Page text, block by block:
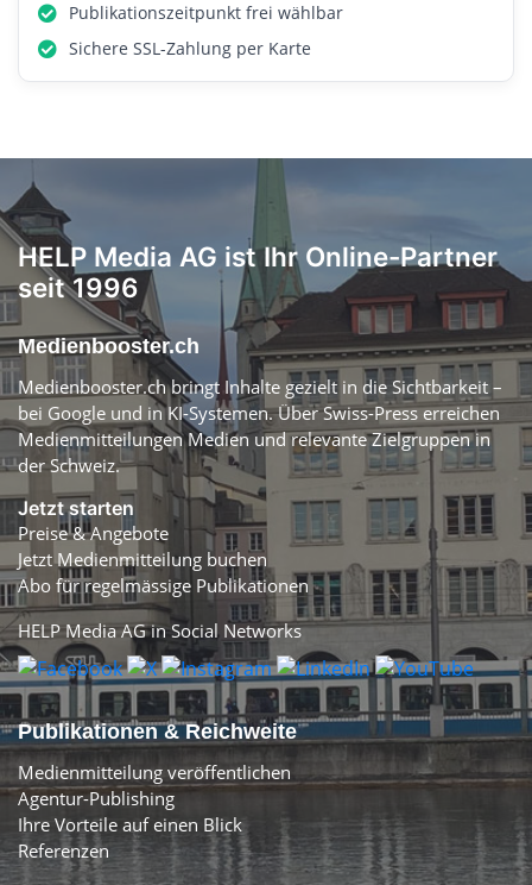
Publikationszeitpunkt frei wählbar
Sichere SSL-Zahlung per Karte
HELP Media AG ist Ihr Online-Partner
seit 1996
Medienbooster.ch
Medienbooster.ch bringt Inhalte gezielt in die Sichtbarkeit –
bei Google und in KI-Systemen. Über Swiss-Press erreichen
Medienmitteilungen Medien und relevante Zielgruppen in
der Schweiz.
Jetzt starten
Preise & Angebote
Jetzt Medienmitteilung buchen
Abo für regelmässige Publikationen
HELP Media AG in Social Networks
Publikationen & Reichweite
Medienmitteilung veröffentlichen
Agentur-Publishing
Ihre Vorteile auf einen Blick
Referenzen